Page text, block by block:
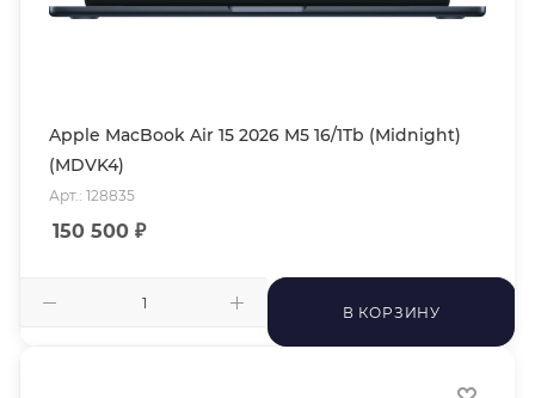
Apple MacBook Air 15 2026 M5 16/1Tb (Midnight)
(MDVK4)
Арт.: 128835
150 500 ₽
В КОРЗИНУ